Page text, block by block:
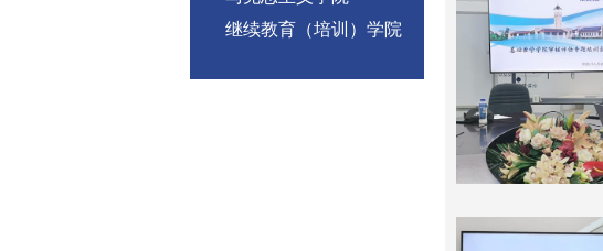
继续教育（培训）学院